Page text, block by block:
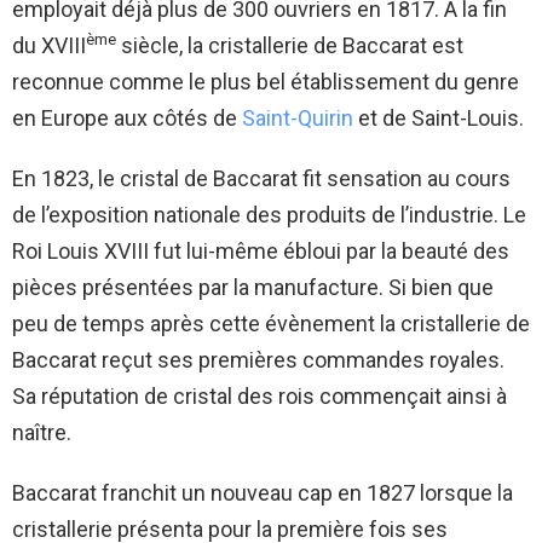
employait déjà plus de 300 ouvriers en 1817. A la fin
du XVIIIème siècle, la cristallerie de Baccarat est
reconnue comme le plus bel établissement du genre
en Europe aux côtés de Saint-Quirin et de Saint-Louis.
En 1823, le cristal de Baccarat fit sensation au cours
de l’exposition nationale des produits de l’industrie. Le
Roi Louis XVIII fut lui-même ébloui par la beauté des
pièces présentées par la manufacture. Si bien que
peu de temps après cette évènement la cristallerie de
Baccarat reçut ses premières commandes royales.
Sa réputation de cristal des rois commençait ainsi à
naître.
Baccarat franchit un nouveau cap en 1827 lorsque la
cristallerie présenta pour la première fois ses